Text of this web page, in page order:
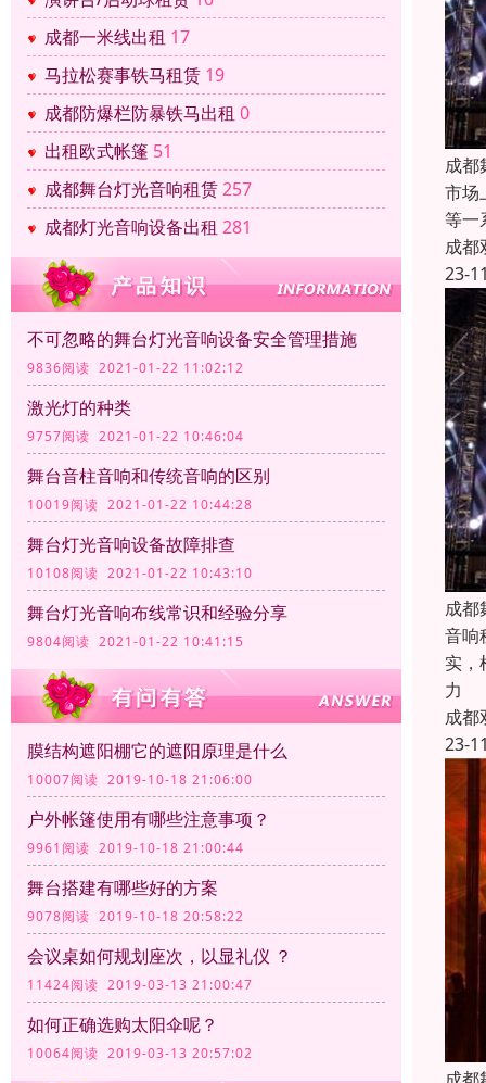
成都一米线出租 17
马拉松赛事铁马租赁 19
成都防爆栏防暴铁马出租 0
出租欧式帐篷 51
成都舞台灯光音响租赁257
成都灯光音响设备出租 281
不可忽略的舞台灯光音响设备安全管理措施
9836阅读 2021-01-22 11:02:12
激光灯的种类
9757阅读 2021-01-22 10:46:04
舞台音柱音响和传统音响的区别
10019阅读 2021-01-22 10:44:28
舞台灯光音响设备故障排查
10108阅读 2021-01-22 10:43:10
舞台灯光音响布线常识和经验分享
9804阅读 2021-01-22 10:41:15
膜结构遮阳棚它的遮阳原理是什么
10007阅读 2019-10-18 21:06:00
户外帐篷使用有哪些注意事项？
9961阅读 2019-10-18 21:00:44
舞台搭建有哪些好的方案
9078阅读 2019-10-18 20:58:22
会议桌如何规划座次，以显礼仪 ？
11424阅读 2019-03-13 21:00:47
如何正确选购太阳伞呢？
10064阅读 2019-03-13 20:57:02
成都
市场
等一
成都
23-
成都
音响
实，
力
成都
23-